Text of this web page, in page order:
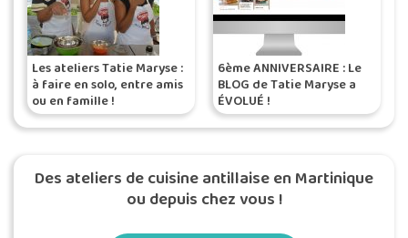
Les ateliers Tatie Maryse :
à faire en solo, entre amis
ou en famille !
6ème ANNIVERSAIRE : Le
BLOG de Tatie Maryse a
ÉVOLUÉ !
Des ateliers de cuisine antillaise en Martinique
ou depuis chez vous !